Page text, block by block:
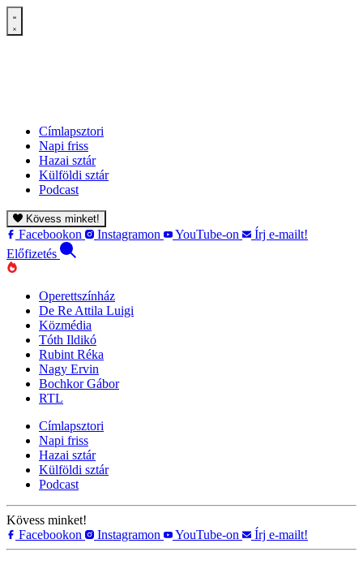
Címlapsztori
Napi friss
Hazai sztár
Külföldi sztár
Podcast
Kövess minket!
Facebookon Instagramon YouTube-on
Írj e-mailt!
Előfizetés
Operettszínház
De Re Attila Luigi
Közmédia
Tóth Ildikó
Rubint Réka
Nagy Ervin
Bochkor Gábor
RTL
Címlapsztori
Napi friss
Hazai sztár
Külföldi sztár
Podcast
Kövess minket!
Facebookon
Instagramon YouTube-on Írj e-mailt!